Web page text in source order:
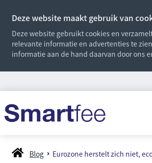
Deze website maakt gebruik van
Deze website gebruikt cookies en
relevante informatie en advertenties te
informatie aan de hand daarvan door ons
Blog Eurozone herstelt zich niet,